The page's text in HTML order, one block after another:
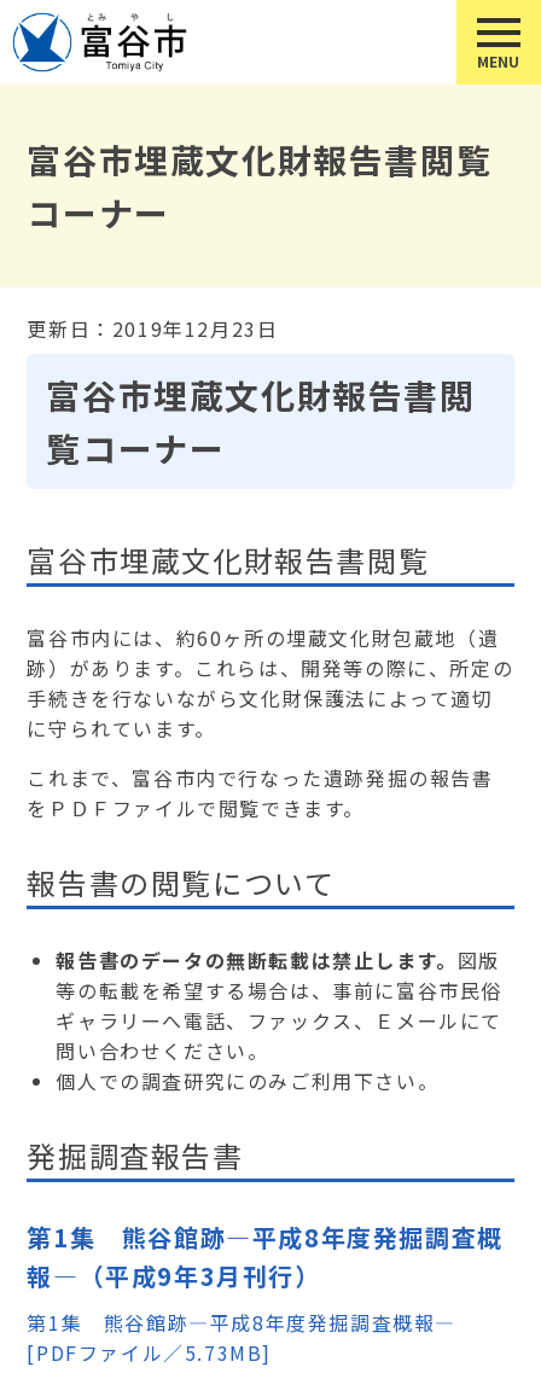
富谷市埋蔵文化財報告書閲覧
コーナー
更新日：2019年12月23日
富谷市埋蔵文化財報告書閲
覧コーナー
富谷市埋蔵文化財報告書閲覧
富谷市内には、約60ヶ所の埋蔵文化財包蔵地（遺
跡）があります。これらは、開発等の際に、所定の
手続きを行ないながら文化財保護法によって適切
に守られています。
これまで、富谷市内で行なった遺跡発掘の報告書
をＰＤＦファイルで閲覧できます。
報告書の閲覧について
報告書のデータの無断転載は禁止します。 図版
等の転載を希望する場合は、事前に富谷市民俗
ギャラリーへ電話、ファックス、Ｅメールにて
問い合わせください。
個人での調査研究にのみご利用下さい。
発掘調査報告書
第1集 熊谷館跡―平成8年度発掘調査概
報―（平成9年3月刊行）
第1集 熊谷館跡―平成8年度発掘調査概報―
[PDFファイル／5.73MB]